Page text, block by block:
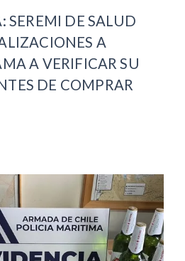
SEREMI DE SALUD
A
A VERIFICAR SU
DE COMPRAR